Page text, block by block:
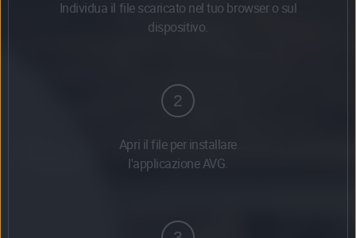
Individua il file scaricato nel tuo browser o sul
dispositivo.
2
Apri il file per installare
l'applicazione AVG.